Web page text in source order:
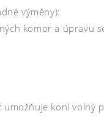
výměny):
komor a úpravu
koni volný